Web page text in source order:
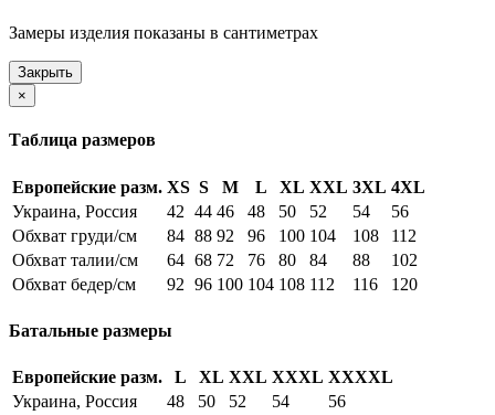
Замеры изделия показаны в сантиметрах
Закрыть
×
Таблица размеров
Европейские разм. XS S M L XL XXL 3XL 4XL
Украина, Россия
42 44 46 48 50 52 54
56
Обхват груди/см
84 88 92 96 100 104 108
112
Обхват талии/см
64 68 72 76 80 84 88
102
Обхват бедер/см
92 96 100 104 108 112 116 120
Батальные размеры
Европейские разм. L XL XXL XXXL XXXXL
Украина, Россия
48 50 52 54
56